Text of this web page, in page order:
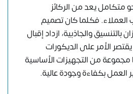
متكامل يعد من الركائز
العملاء. فكلما كان تصميم
بالتنسيق والجاذبية، ازداد إقبال
الأمر على الديكورات
من التجهيزات الأساسية
بكفاءة وجودة عالية.